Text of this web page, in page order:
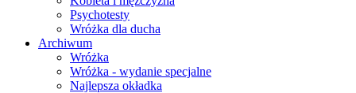
Psychotesty
Wróżka dla ducha
Archiwum
Wróżka
Wróżka - wydanie specjalne
Najlepsza okładka